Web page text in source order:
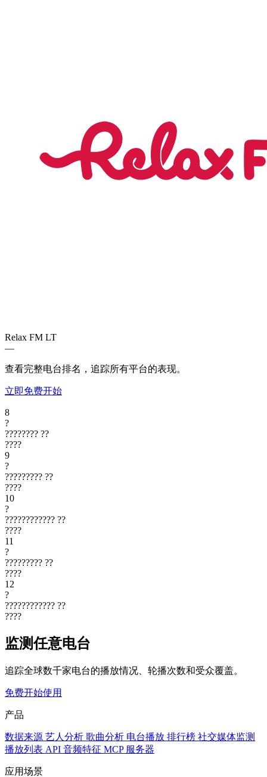
Relax FM LT
—
查看完整电台排名，追踪所有平台的表现。
立即免费开始
8
?
???????? ??
????
9
?
????????? ??
????
10
?
???????????? ??
????
11
?
????????? ??
????
12
?
???????????? ??
????
监测任意电台
追踪全球数千家电台的播放情况、轮播次数和受众覆盖。
免费开始使用
产品
数据来源 艺人分析 歌曲分析 电台播放 排行榜 社交媒体监测
播放列表 API 音频特征 MCP 服务器
应用场景